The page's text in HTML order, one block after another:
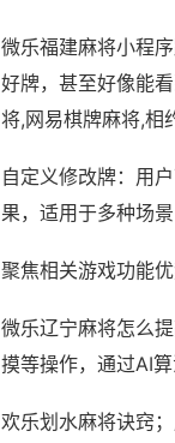
微乐福建麻将小程
好牌，甚至好像能
将,网易棋牌麻将,相
自定义修改牌：用
果，适用于多种场
聚焦相关游戏功能优
微乐辽宁麻将怎么
摸等操作，通过AI
欢乐划水麻将诀窍